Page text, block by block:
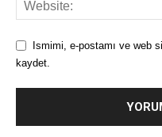
Ismimi, e-postamı ve web
kaydet.